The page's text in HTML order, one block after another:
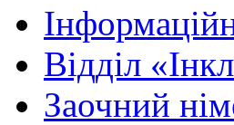
Вiддiл
Заочний